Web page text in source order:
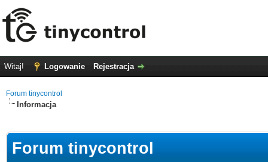
Witaj! Logowanie Rejestracja
Forum tinycontrol
Informacja
Forum tinycontrol